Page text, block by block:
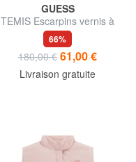
GUESS
TEMIS Escarpins vernis à
bride
66%
180,00 € 61,00 €
Livraison gratuite